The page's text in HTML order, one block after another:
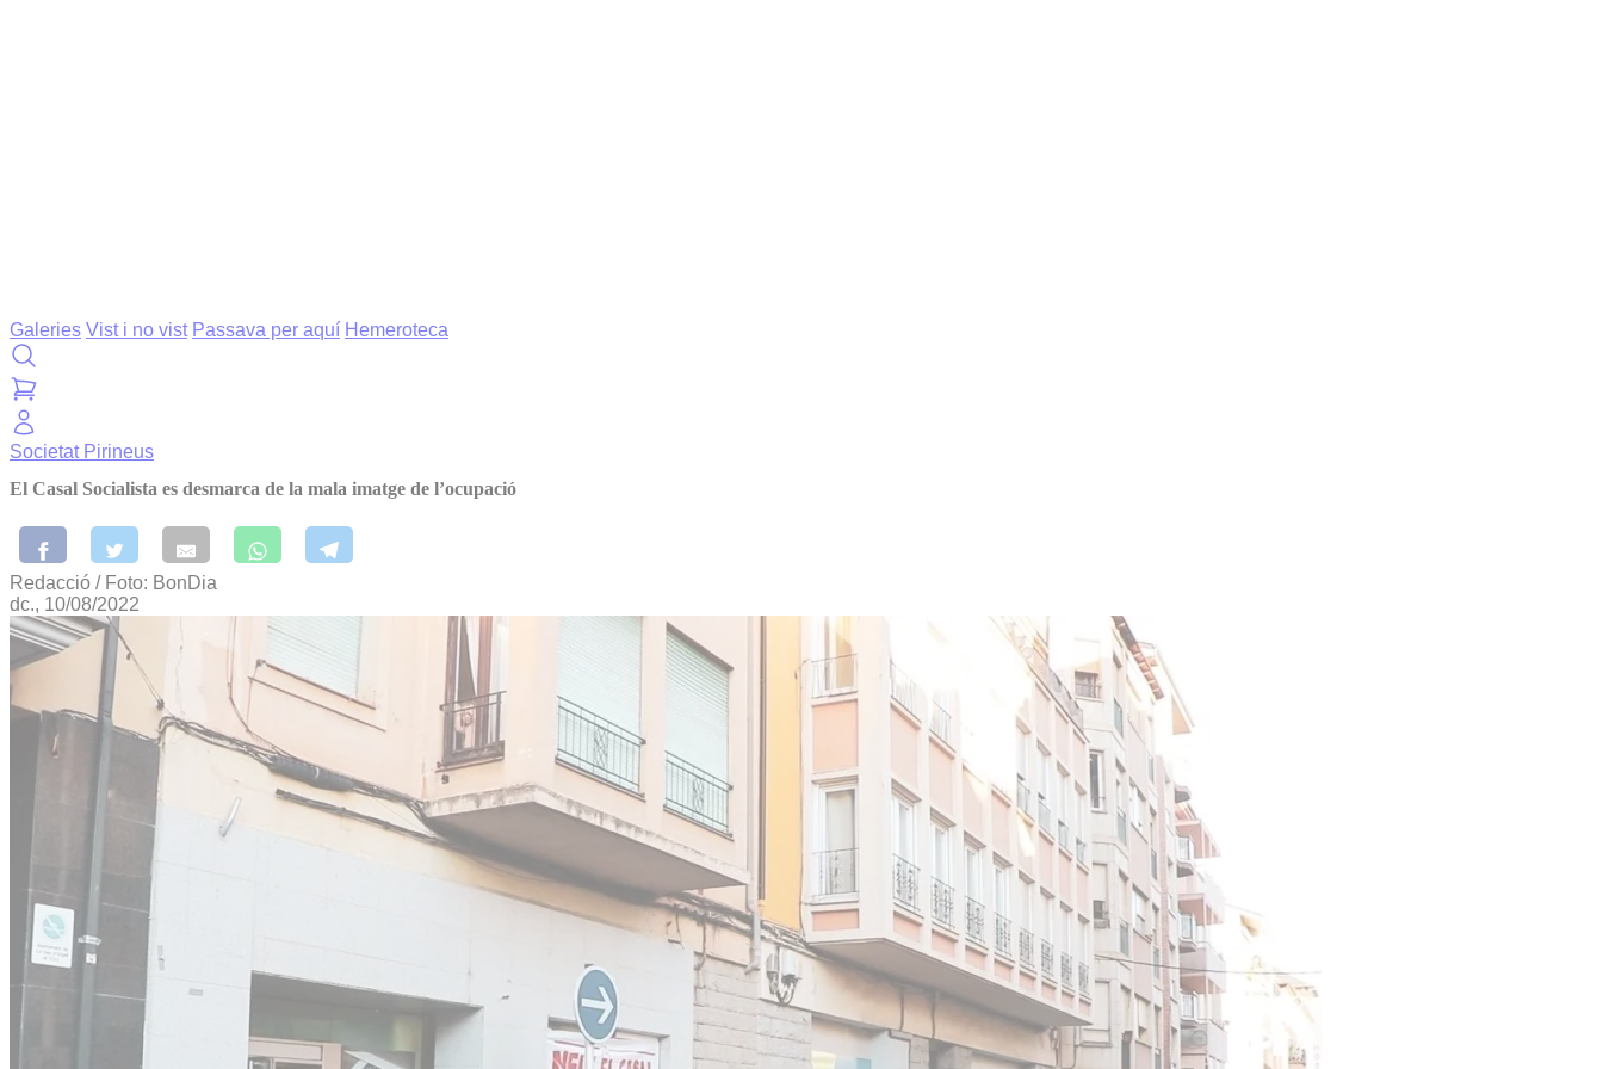
Galeries Vist i no vist Passava per aquí Hemeroteca
Societat Pirineus
El Casal Socialista es desmarca de la mala imatge de l’ocupació
Redacció / Foto: BonDia
dc., 10/08/2022